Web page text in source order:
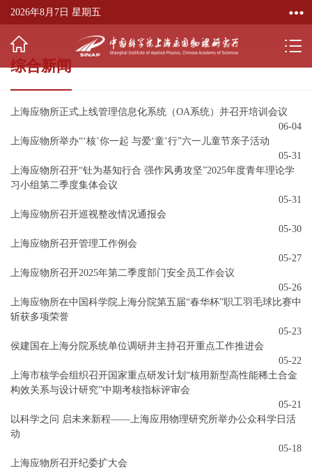
2026年8月7日 星期五
综合新闻
上海应物所正式上线管理信息化系统（OA系统）并召开培训会议
06-04
上海应物所举办“‘核’你一起 与爱‘童’行”六一儿童节亲子活动
05-31
上海应物所召开“钍为基知行合 强作风勇攻坚”2025年度青年理论学
习小组第二季度集体会议
05-31
上海应物所召开巡视整改情况通报会
05-30
上海应物所召开管理工作例会
05-27
上海应物所召开2025年第二季度部门安全员工作会议
05-26
上海应物所在中国科学院上海分院第五届“春华杯”职工羽毛球比赛中
斩获多项荣誉
05-23
侯建国在上海分院系统单位调研并主持召开重点工作推进会
05-22
上海市核学会组织召开国家重点研发计划“核用新型高性能稀土合金
构效关系与设计研究”中期考核指标评审会
05-21
以科学之问 启未来新程——上海应用物理研究所举办公众科学日活
动
05-18
上海应物所召开纪委扩大会